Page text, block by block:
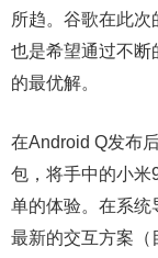
所趋。谷歌在此
也是希望通过不断
的最优解。
在Android Q发布
包，将手中的小米
单的体验。在系统
最新的交互方案（